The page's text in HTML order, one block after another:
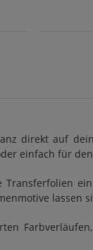
direkt auf
einfach für